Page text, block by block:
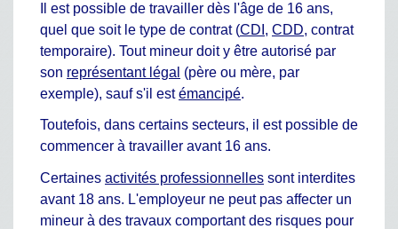
Il est possible de travailler dès l'âge de 16 ans,
quel que soit le type de contrat (CDI , CDD, contrat
temporaire). Tout mineur doit y être autorisé par
son représentant légal (père ou mère, par
exemple), sauf s'il estémancipé.
Toutefois, dans certains secteurs, il est possible de
commencer à travailler avant 16 ans.
Certaines activités professionnelles sont interdites
avant 18 ans. L'employeur ne peut pas affecter un
mineur à des travaux comportant des risques pour